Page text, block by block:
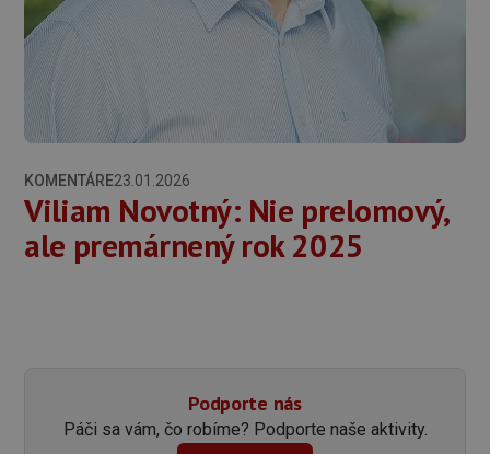
KOMENTÁRE23.01.2026
Viliam Novotný: Nie prelomový,
ale premárnený rok 2025
Podporte nás
Páči sa vám, čo robíme? Podporte naše aktivity.